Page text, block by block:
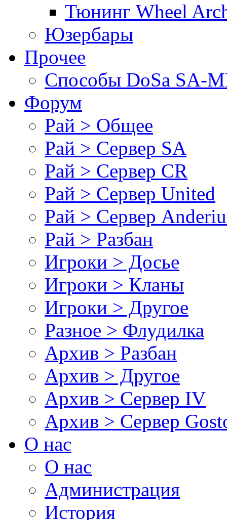
Тюнинг Wheel
Юзербары
Прочее
Cпособы DoSа SA-
Форум
Рай > Общее
Рай > Сервер SA
Рай > Сервер CR
Рай > Сервер United
Рай > Сервер
Рай > Разбан
Игроки > Досье
Игроки > Кланы
Игроки > Другое
Разное > Флудилка
Архив > Разбан
Архив > Другое
Архив > Сервер IV
Архив > Сервер
О нас
О нас
Администрация
История